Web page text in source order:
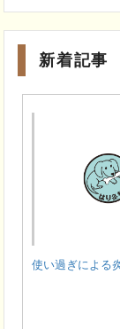
新着記事
使い過ぎによる